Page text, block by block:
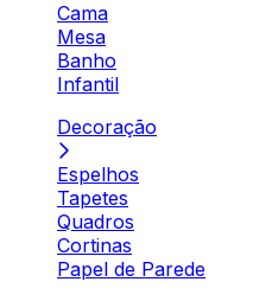
Cama
Mesa
Banho
Infantil
Decoração
Espelhos
Tapetes
Quadros
Cortinas
Papel de Parede